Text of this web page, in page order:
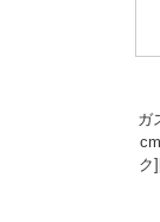
ガ
ク